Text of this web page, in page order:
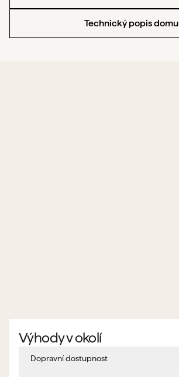
Technický popis domu
Výhody v okolí
Dopravní dostupnost